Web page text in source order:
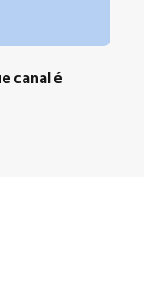
canal é